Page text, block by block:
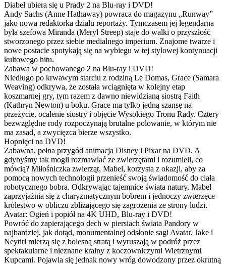
Diabeł ubiera się u Prady 2 na Blu-ray i DVD!
Andy Sachs (Anne Hathaway) powraca do magazynu „Runway”
jako nowa redaktorka działu reportaży. Tymczasem jej legendarna
była szefowa Miranda (Meryl Streep) staje do walki o przyszłość
stworzonego przez siebie medialnego imperium. Znajome twarze i
nowe postacie spotykają się na wybiegu w tej stylowej kontynuacji
kultowego hitu.
Zabawa w pochowanego 2 na Blu-ray i DVD!
Niedługo po krwawym starciu z rodziną Le Domas, Grace (Samara
Weaving) odkrywa, że została wciągnięta w kolejny etap
koszmarnej gry, tym razem z dawno niewidzianą siostrą Faith
(Kathryn Newton) u boku. Grace ma tylko jedną szansę na
przeżycie, ocalenie siostry i objęcie Wysokiego Tronu Rady. Cztery
bezwzględne rody rozpoczynają brutalne polowanie, w którym nie
ma zasad, a zwycięzca bierze wszystko.
Hopnięci na DVD!
Zabawna, pełna przygód animacja Disney i Pixar na DVD. A
gdybyśmy tak mogli rozmawiać ze zwierzętami i rozumieli, co
mówią? Miłośniczka zwierząt, Mabel, korzysta z okazji, aby za
pomocą nowych technologii przenieść swoją świadomość do ciała
robotycznego bobra. Odkrywając tajemnice świata natury, Mabel
zaprzyjaźnia się z charyzmatycznym bobrem i jednoczy zwierzęce
królestwo w obliczu zbliżającego się zagrożenia ze strony ludzi.
Avatar: Ogień i popiół na 4K UHD, Blu-ray i DVD!
Powróć do zapierającego dech w piersiach świata Pandory w
najbardziej, jak dotąd, monumentalnej odsłonie sagi Avatar. Jake i
Neytiri mierzą się z bolesną stratą i wyruszają w podróż przez
spektakularne i nieznane krainy z koczowniczymi Wietrznymi
Kupcami. Pojawia się jednak nowy wróg dowodzony przez okrutną